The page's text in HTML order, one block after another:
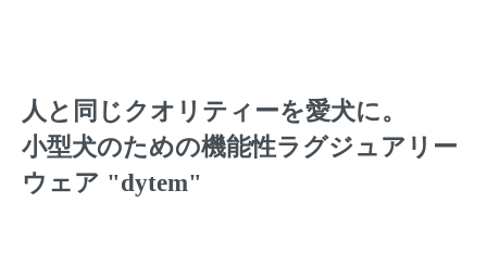
人と同じクオリティーを愛犬に。
小型犬のための機能性ラグジュアリー
ウェア "dytem"